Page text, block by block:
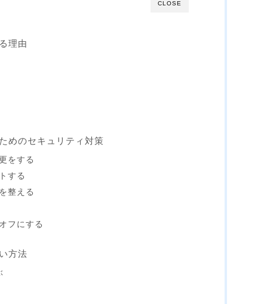
CLOSE
理由
めのセキュリティ対策
をする
する
整える
フにする
方法